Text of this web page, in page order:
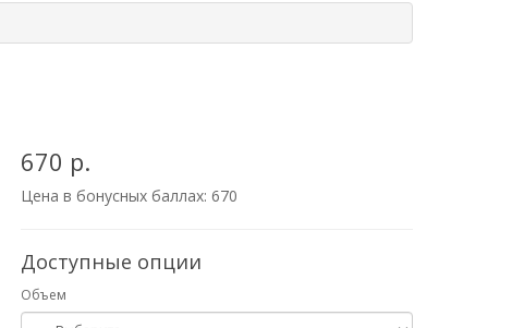
670 р.
Цена в бонусных баллах: 670
Доступные опции
Объем